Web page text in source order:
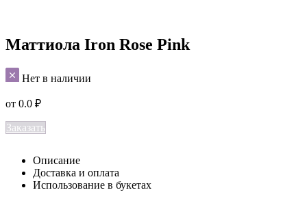
Маттиола Iron Rose Pink
Нет в наличии
от 0.0 ₽
Заказать
Описание
Доставка и оплата
Использование в букетах